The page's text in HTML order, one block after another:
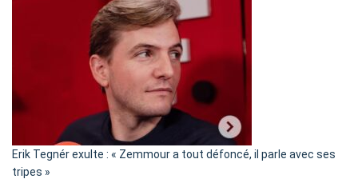
d’alliance
secrète
«
C’est
Erik Tegnér exulte : « Zemmour a tout défoncé, il parle avec ses
tripes »